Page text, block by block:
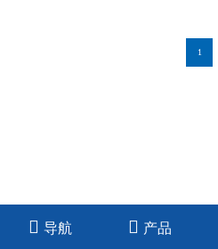
1
导航 产品